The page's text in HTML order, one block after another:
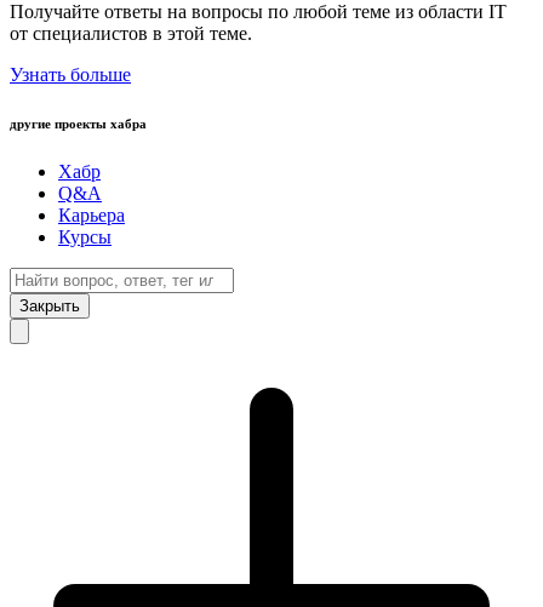
Получайте ответы на вопросы по любой теме из области IT
от специалистов в этой теме.
Узнать больше
другие проекты хабра
Хабр
Q&A
Карьера
Курсы
Закрыть